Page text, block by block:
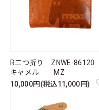
R二つ折り ZNWE-86120
キャメル MZ
10,000円(税込11,000円)